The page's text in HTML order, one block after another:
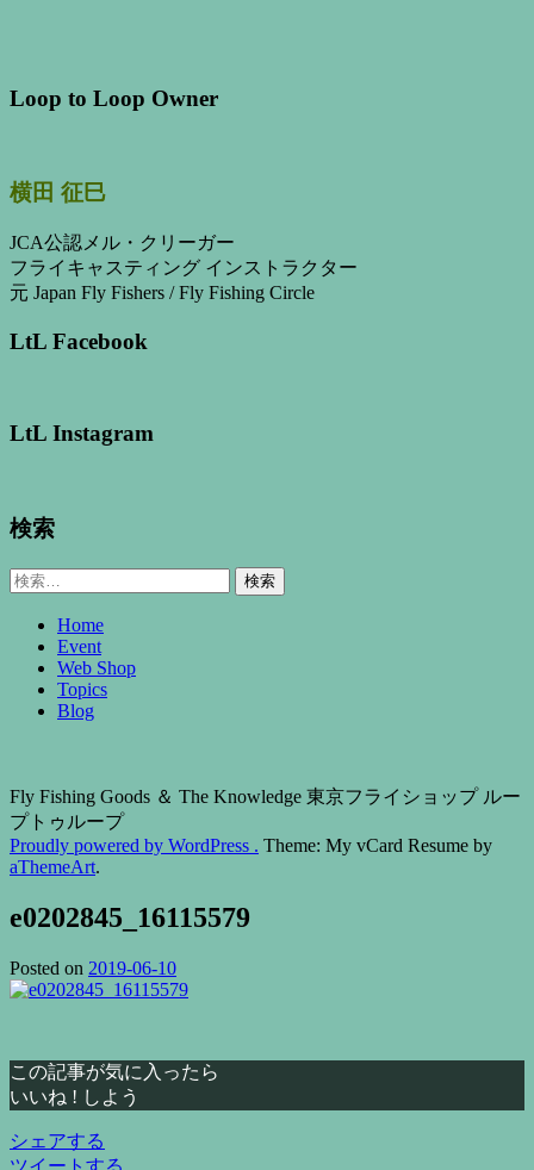
Loop to Loop Owner
横田 征巳
JCA公認メル・クリーガー
フライキャスティング インストラクター
元 Japan Fly Fishers / Fly Fishing Circle
LtL Facebook
LtL Instagram
検索
検
Home
Event
Web Shop
Topics
Blog
Fly Fishing Goods ＆ The Knowledge 東京フライショップ ルー
プトゥループ
Proudly powered by WordPress . Theme: My vCard Resume by
aThemeArt.
e0202845_16115579
Posted on 2019-06-10
この記事が気に入ったら
いいね ! しよう
シェアする